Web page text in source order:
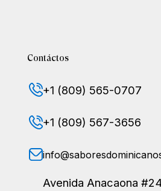
Contáctos
+1 (809) 565-0707
+1 (809) 567-3656
Avenida Anacaona